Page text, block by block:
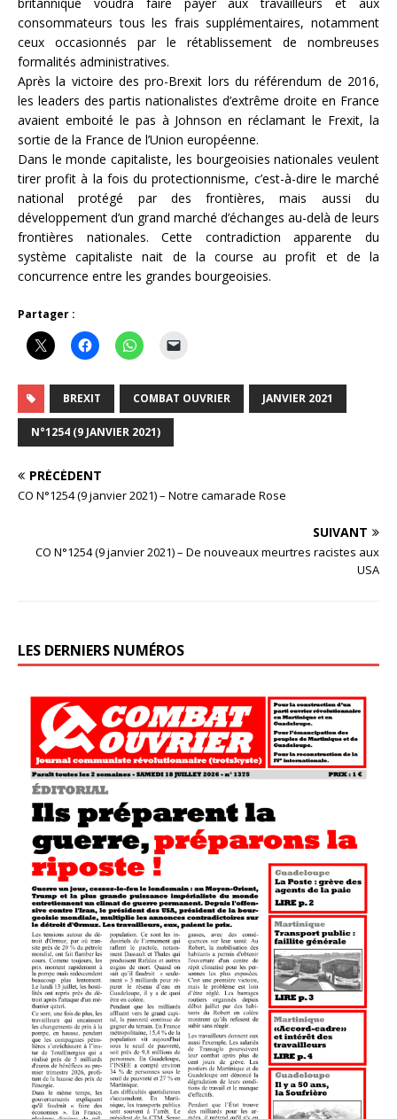
consommateurs tous les frais supplémentaires, notamment
ceux occasionnés par le rétablissement de nombreuses
formalités administratives.
Après la victoire des pro-Brexit lors du référendum de 2016,
les leaders des partis nationalistes d’extrême droite en France
avaient emboité le pas à Johnson en réclamant le Frexit, la
sortie de la France de l’Union européenne.
Dans le monde capitaliste, les bourgeoisies nationales veulent
tirer profit à la fois du protectionnisme, c’est-à-dire le marché
national protégé par des frontières, mais aussi du
développement d’un grand marché d’échanges au-delà de leurs
frontières nationales. Cette contradiction apparente du
système capitaliste nait de la course au profit et de la
concurrence entre les grandes bourgeoisies.
Partager :
BREXIT COMBAT OUVRIER JANVIER 2021
N°1254 (9 JANVIER 2021)
PRÉCÉDENT
CO N°1254 (9 janvier 2021) – Notre camarade Rose
SUIVANT
CO N°1254 (9 janvier 2021) – De nouveaux meurtres racistes aux
USA
LES DERNIERS NUMÉROS